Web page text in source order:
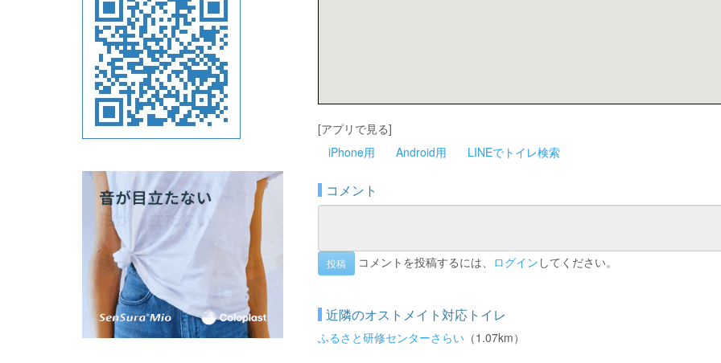
[アプリで見る]
iPhone用
Android用 LINEでトイレ検索
コメント
投稿 コメントを投稿するには、 ログイン してください。
近隣のオストメイト対応トイレ
ふるさと研修センターさらい（1.07km）